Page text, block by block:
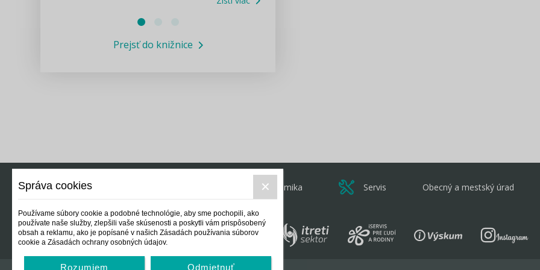
Informácie COVID19
Prejsť do knižnice
Ekonomika Servis Obecný a mestský úrad
Správa cookies
Používame súbory cookie a podobné technológie, aby sme pochopili, ako
používate naše služby, zlepšili vaše skúsenosti a poskytli vám prispôsobený
obsah a reklamu, ako je popísané v našich Zásadách používania súborov
cookie a Zásadách ochrany osobných údajov.
Rozumiem Odmietnuť